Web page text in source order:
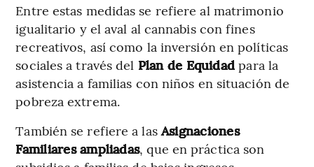
Entre estas medidas se refiere al matrimonio
igualitario y el aval al cannabis con fines
recreativos, así como la inversión en políticas
sociales a través del Plan de Equidad para la
asistencia a familias con niños en situación de
pobreza extrema.
También se refiere a lasAsignaciones
Familiares ampliadas, que en práctica son